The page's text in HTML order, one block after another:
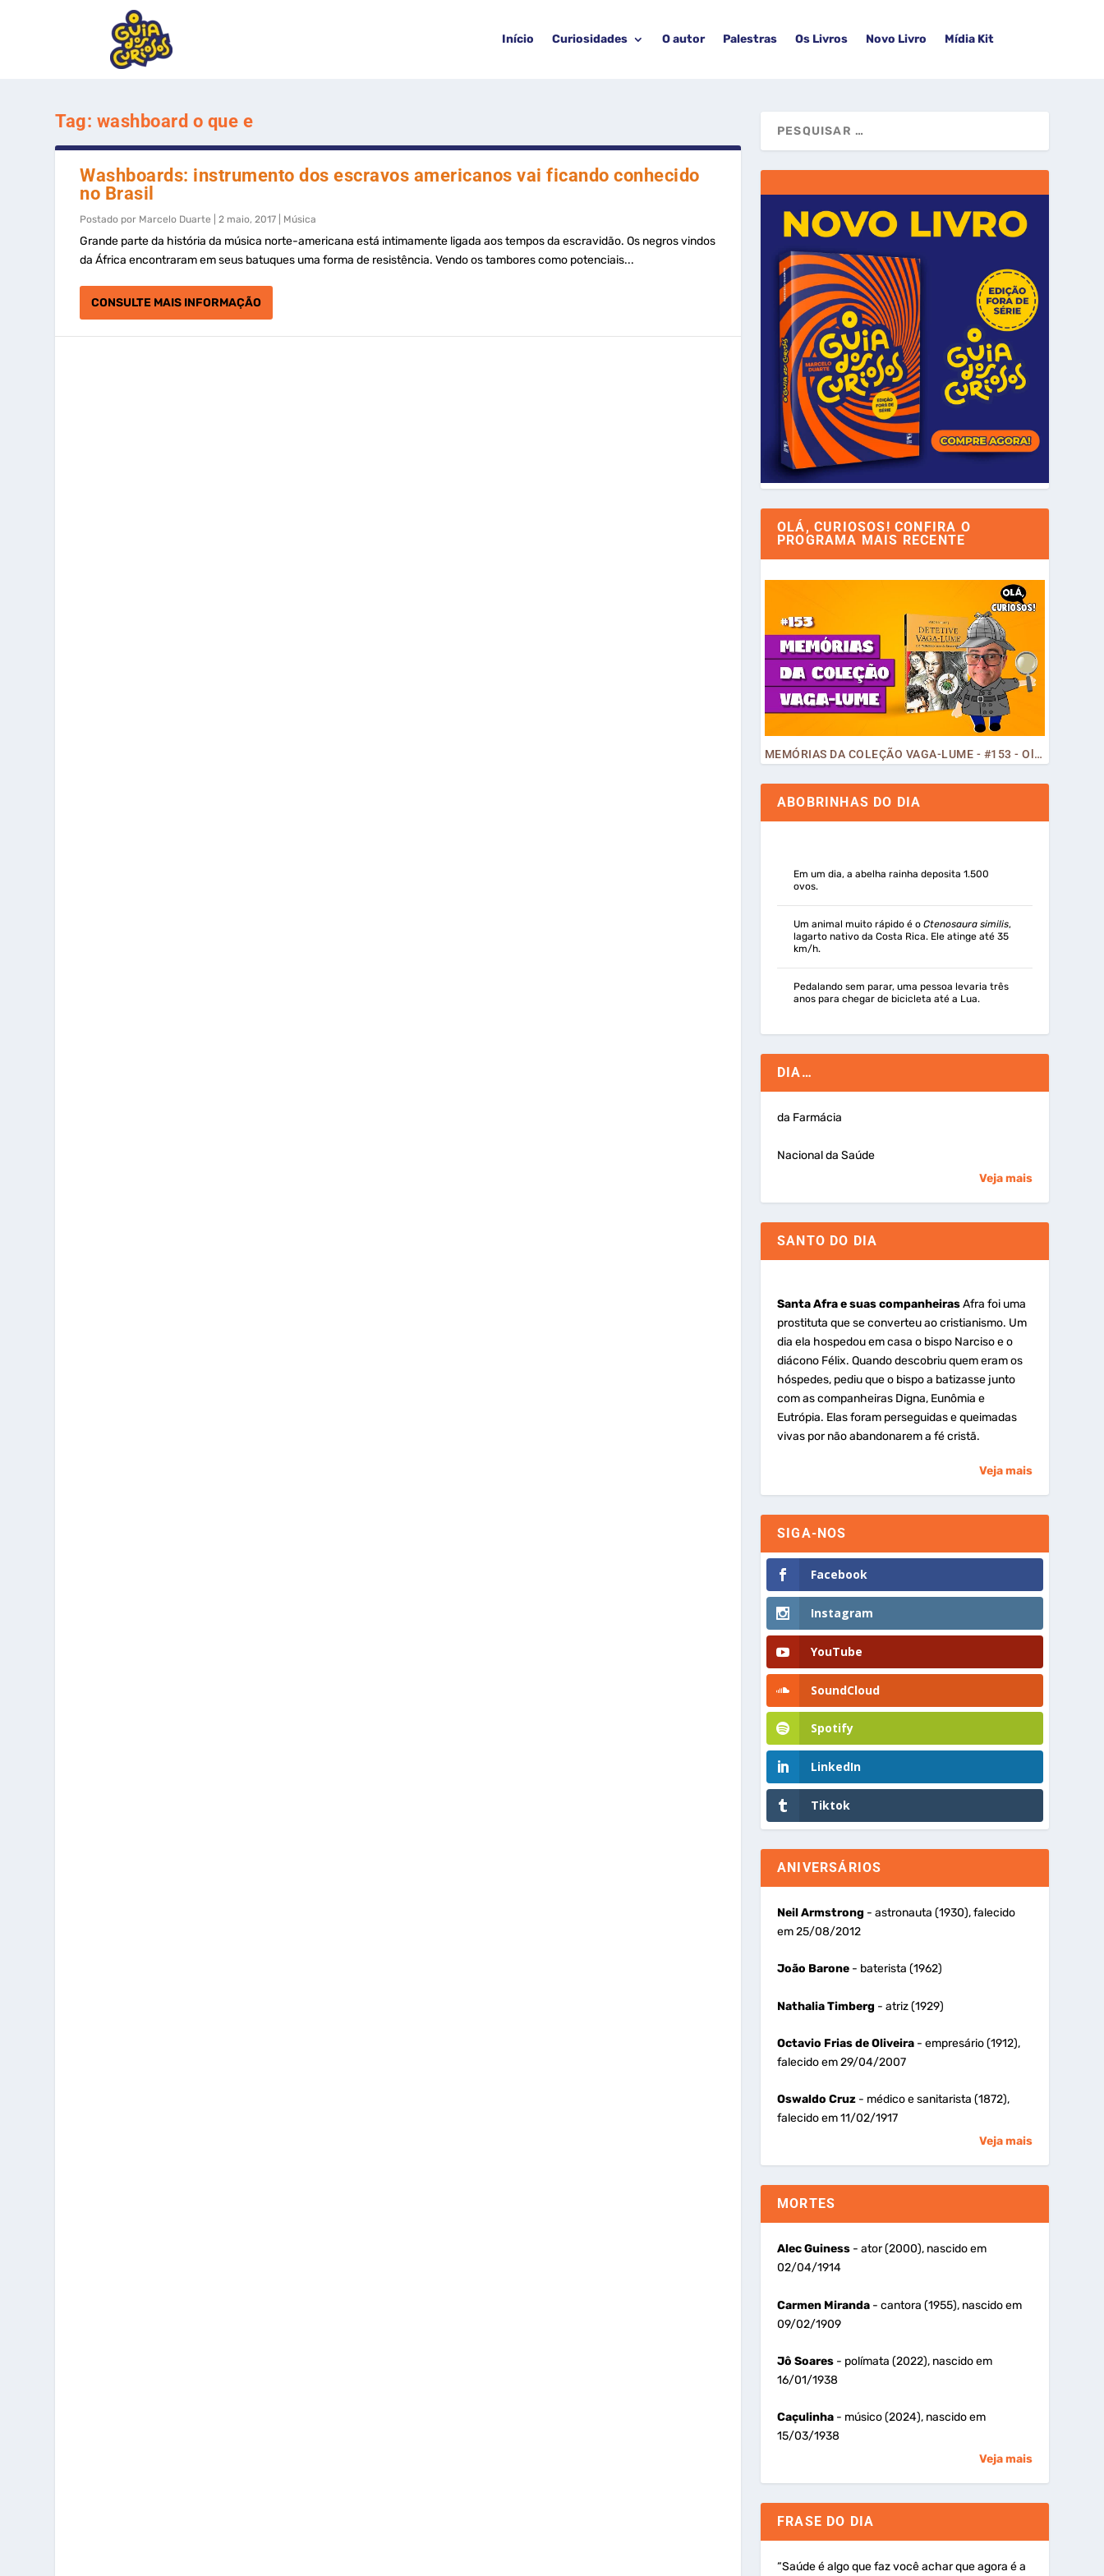
Início Curiosidades O autor Palestras Os Livros Novo Livro Mídia Kit
Tag: washboard o que e
Washboards: instrumento dos escravos americanos vai ficando conhecido
no Brasil
Postado por Marcelo Duarte |2 maio, 2017 Música
Grande parte da história da música norte-americana está intimamente ligada aos tempos da escravidão. Os negros vindos
da África encontraram em seus batuques uma forma de resistência. Vendo os tambores como potenciais...
CONSULTE MAIS INFORMAÇÃO
OLÁ, CURIOSOS! CONFIRA O
PROGRAMA MAIS RECENTE
MEMÓRIAS DA COLEÇÃO VAGA-LUME - #153 - Olá, Curiosos! 2023
ABOBRINHAS DO DIA
Em um dia, a abelha rainha deposita 1.500
ovos.
Um animal muito rápido é o Ctenosaura similis,
lagarto nativo da Costa Rica. Ele atinge até 35
km/h.
Pedalando sem parar, uma pessoa levaria três
anos para chegar de bicicleta até a Lua.
DIA…
da Farmácia
Nacional da Saúde
Veja mais
SANTO DO DIA
Santa Afra e suas companheirasAfra foi uma
prostituta que se converteu ao cristianismo. Um
dia ela hospedou em casa o bispo Narciso e o
diácono Félix. Quando descobriu quem eram os
hóspedes, pediu que o bispo a batizasse junto
com as companheiras Digna, Eunômia e
Eutrópia. Elas foram perseguidas e queimadas
vivas por não abandonarem a fé cristã.
Veja mais
SIGA-NOS
Facebook
Instagram
YouTube
SoundCloud
Spotify
LinkedIn
Tiktok
ANIVERSÁRIOS
Neil Armstrong - astronauta (1930), falecido
em 25/08/2012
João Barone- baterista (1962)
Nathalia Timberg - atriz (1929)
Octavio Frias de Oliveira- empresário (1912),
falecido em 29/04/2007
Oswaldo Cruz- médico e sanitarista (1872),
falecido em 11/02/1917
Veja mais
MORTES
Alec Guiness- ator (2000), nascido em
02/04/1914
Carmen Miranda- cantora (1955), nascido em
09/02/1909
Jô Soares- polímata (2022), nascido em
16/01/1938
Caçulinha- músico (2024), nascido em
15/03/1938
Veja mais
FRASE DO DIA
“Saúde é algo que faz você achar que agora é a